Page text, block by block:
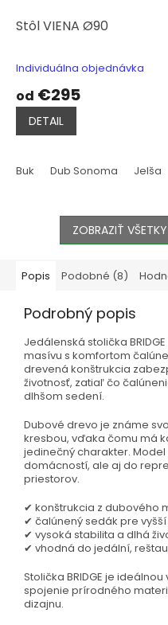
Stôl VIENA Ø90
Priemerné
produktu
je
4,7
z
hviezdičiek.
Individuálna objednávka
od €295
DETAIL
Buk Dub Sonoma Jelša
ZOBRAZIŤ
Popis Podobné (8)
Podrobný popis
Jedálenská stolička
masívu s komfortom
drevená konštrukcia
životnosť, zatiaľ čo
dlhšom sedení.
Dubové drevo je známe
kresbou, vďaka čomu má
jedinečný charakter. Model
domácností, ale aj do
priestorov.
✔ konštrukcia z dubového
✔ čalúnený sedák pre
✔ vysoká stabilita a dlhá
✔ vhodná do jedální,
Stolička BRIDGE je
spojenie prírodného
dizajnu.